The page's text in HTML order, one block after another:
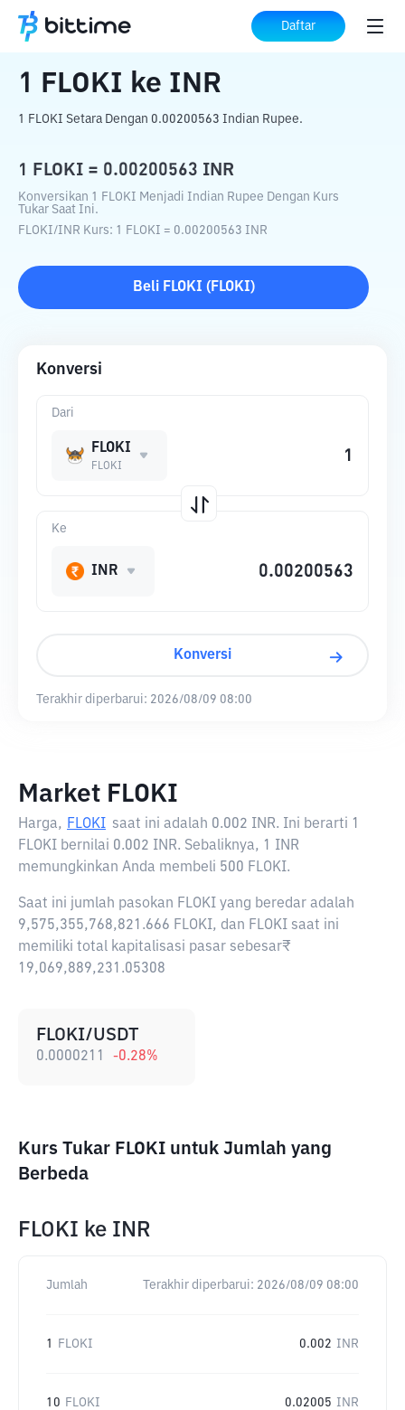
Daftar
Beranda Konverter Kripto FLOKI INR
1 FLOKI ke INR
1 FLOKI Setara Dengan 0.00200563 Indian Rupee.
1 FLOKI = 0.00200563 INR
Konversikan 1 FLOKI Menjadi Indian Rupee Dengan Kurs
Tukar Saat Ini.
FLOKI/INR Kurs: 1 FLOKI = 0.00200563 INR
Beli FLOKI ( FLOKI)
Konversi
Dari
FLOKI
FLOKI
Ke
INR
Konversi
Terakhir diperbarui: 2026/08/09 08:00
Market FLOKI
Harga, FLOKI saat ini adalah 0.002 INR. Ini berarti 1
FLOKI bernilai 0.002 INR. Sebaliknya, 1 INR
memungkinkan Anda membeli 500 FLOKI.
Saat ini jumlah pasokan FLOKI yang beredar adalah
9,575,355,768,821.666 FLOKI, dan FLOKI saat ini
memiliki total kapitalisasi pasar sebesar₹
19,069,889,231.05308
FLOKI/USDT
0.0000211 -0.28%
Kurs Tukar FLOKI untuk Jumlah yang
Berbeda
FLOKI ke INR
Jumlah Terakhir diperbarui: 2026/08/09 08:00
1 FLOKI 0.002 INR
10 FLOKI 0.02005 INR